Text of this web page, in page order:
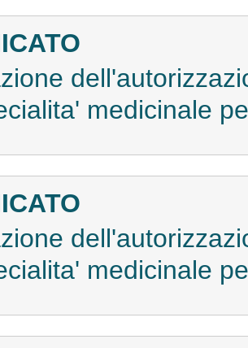
medicinale
medicinale